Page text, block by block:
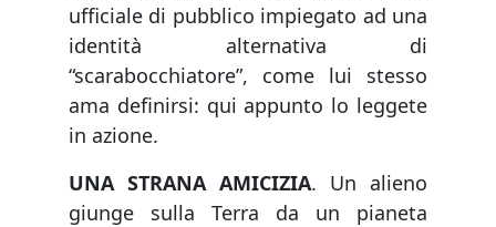
ufficiale di pubblico impiegato ad una
identità alternativa di
“scarabocchiatore”, come lui stesso
ama definirsi: qui appunto lo leggete
in azione.
UNA STRANA AMICIZIA. Un alieno
giunge sulla Terra da un pianeta